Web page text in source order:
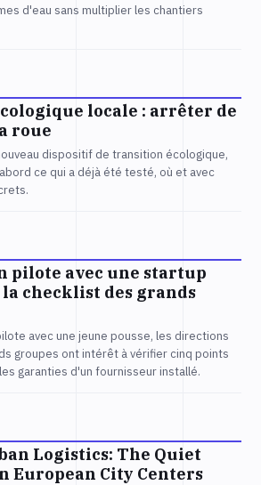
d'eau sans multiplier les chantiers
locale : arrêter de
roue
dispositif de transition écologique,
ce qui a déjà été testé, où et avec
pilote avec une startup
checklist des grands
avec une jeune pousse, les directions
groupes ont intérêt à vérifier cinq points
garanties d'un fournisseur installé.
Logistics: The Quiet
European City Centers